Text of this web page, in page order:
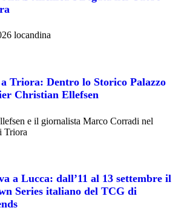
Triora: Dentro lo Storico Palazzo
Christian Ellefsen
a Lucca: dall’11 al 13 settembre il
Series italiano del TCG di